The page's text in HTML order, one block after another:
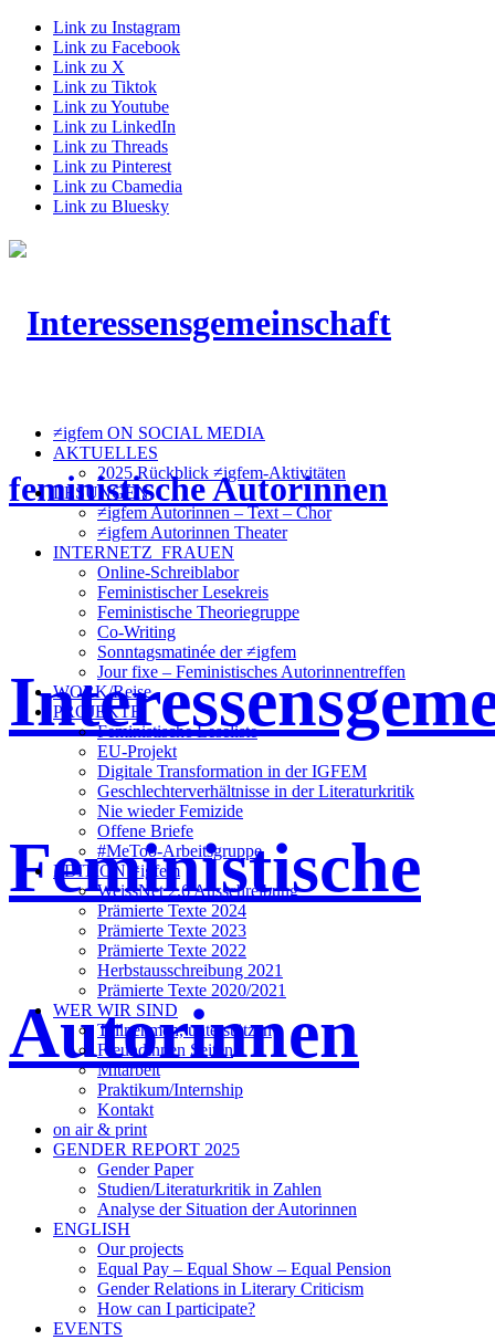
Link zu Instagram
Link zu Facebook
Link zu X
Link zu Tiktok
Link zu Youtube
Link zu LinkedIn
Link zu Threads
Link zu Pinterest
Link zu Cbamedia
Link zu Bluesky
Feministische
Autorinnen
≠igfem ON SOCIAL MEDIA
AKTUELLES
2025 Rückblick ≠igfem-Aktivitäten
LESUNGEN
≠igfem Autorinnen – Text – Chor
≠igfem Autorinnen Theater
INTERNETZ_FRAUEN
Online-Schreiblabor
Feministischer Lesekreis
Feministische Theoriegruppe
Co-Writing
Sonntagsmatinée der ≠igfem
Jour fixe – Feministisches Autorinnentreffen
WORK/Reise
PROJEKTE
Feministische Leseliste
EU-Projekt
Digitale Transformation in der IGFEM
Geschlechterverhältnisse in der Literaturkritik
Nie wieder Femizide
Offene Briefe
#MeToo-Arbeitsgruppe
EDITION ≠igfem
WeissNet 2.6 Ausschreibung
Prämierte Texte 2024
Prämierte Texte 2023
Prämierte Texte 2022
Herbstausschreibung 2021
Prämierte Texte 2020/2021
WER WIR SIND
Teilnehmen, unterstützen
Freundinnen Seiten
Mitarbeit
Praktikum/Internship
Kontakt
on air & print
GENDER REPORT 2025
Gender Paper
Studien/Literaturkritik in Zahlen
Analyse der Situation der Autorinnen
ENGLISH
Our projects
Equal Pay – Equal Show – Equal Pension
Gender Relations in Literary Criticism
How can I participate?
EVENTS